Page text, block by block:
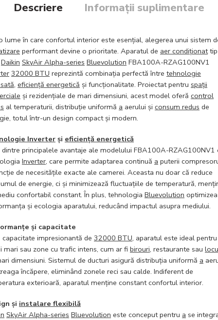
Descriere Informații suplimentare
lume în care confortul interior este esențial, alegerea unui sistem
performant devine o prioritate. Aparatul de aer condiționattip
Daikin SkyAir Alpha-series Bluevolution FBA100A-RZAG100NV1
32000 BTU reprezintă combinația perfectă între tehnologie
, eficiență energetică și funcționalitate. Proiectat pentru spații
și rezidențiale de mari dimensiuni, acest model oferă control
al temperaturii, distribuție uniformă a aerului și consum redus de
totul într-un design compact și modern.
Inverter și eficiență energetică
dintre principalele avantaje ale modelului FBA100A-RZAG100NV1
Inverter, care permite adaptarea continuă a puterii
de necesitățile exacte ale camerei. Aceasta nu doar că reduce
de energie, ci și minimizează fluctuațiile de temperatură,
confortabil constant. În plus, tehnologia Bluevolution
și ecologia aparatului, reducând impactul asupra mediului.
și capacitate
capacitate impresionantă de 32000 BTU, aparatul este ideal pentru
mari sau zone cu trafic intens, cum ar fi birouri, restaurante sau
dimensiuni. Sistemul de ducturi asigură distribuția uniformă a
încăpere, eliminând zonele reci sau calde. Indiferent de
exterioară, aparatul menține constant confortul interior.
și instalare flexibilă
SkyAir Alpha-series Bluevolution este conceput pentru a se